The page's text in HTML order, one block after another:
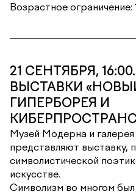
Возрастное ограничение:
21 СЕНТЯБРЯ,
ВЫСТАВКИ
ГИПЕРБОРЕЯ И
Музей Модерна и галерея
представляют выставку,
символистической
искусстве.
Символизм во многом